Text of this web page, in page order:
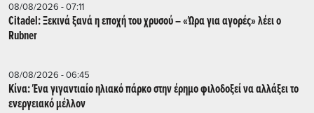
08/08/2026 - 07:11
Citadel: Ξεκινά ξανά η εποχή του χρυσού – «Ώρα για αγορές» λέει ο
Rubner
08/08/2026 - 06:45
Κίνα: Ένα γιγαντιαίο ηλιακό πάρκο στην έρημο φιλοδοξεί να αλλάξει το
ενεργειακό μέλλον